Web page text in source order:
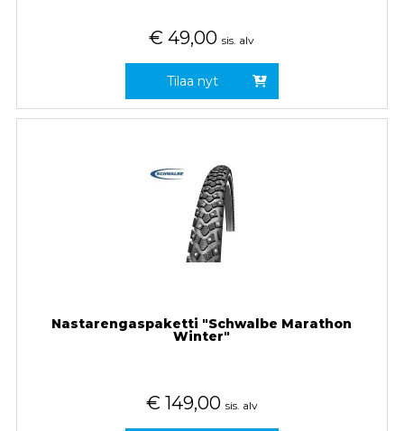
€ 49,00 sis. alv
Tilaa nyt
Nastarengaspaketti "Schwalbe Marathon
Winter"
€ 149,00 sis. alv